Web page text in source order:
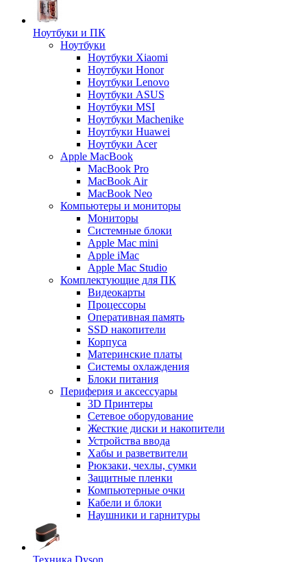
Ноутбуки и ПК
Ноутбуки
Ноутбуки Xiaomi
Ноутбуки Honor
Ноутбуки Lenovo
Ноутбуки ASUS
Ноутбуки MSI
Ноутбуки Machenike
Ноутбуки Huawei
Ноутбуки Acer
Apple MacBook
MacBook Pro
MacBook Air
MacBook Neo
Компьютеры и мониторы
Мониторы
Системные блоки
Apple Mac mini
Apple iMac
Apple Mac Studio
Комплектующие для ПК
Видеокарты
Процессоры
Оперативная память
SSD накопители
Корпуса
Материнские платы
Системы охлаждения
Блоки питания
Периферия и аксессуары
3D Принтеры
Сетевое оборудование
Жесткие диски и накопители
Устройства ввода
Хабы и разветвители
Рюкзаки, чехлы, сумки
Защитные пленки
Компьютерные очки
Кабели и блоки
Наушники и гарнитуры
Техника Dyson